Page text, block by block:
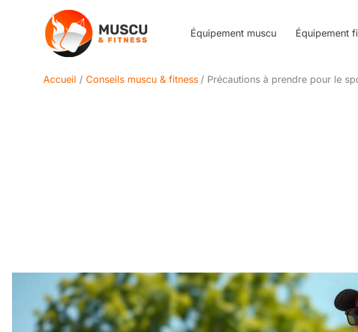
Équipement muscu Équipement
Accueil Conseils muscu & fitness Précautions à prendre pour le